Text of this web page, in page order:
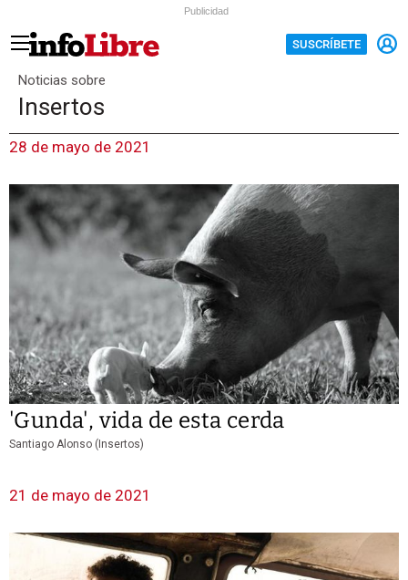
Publicidad
SUSCRÍBETE
Noticias sobre
Insertos
28 de mayo de 2021
'Gunda', vida de esta cerda
Santiago Alonso (Insertos)
21 de mayo de 2021